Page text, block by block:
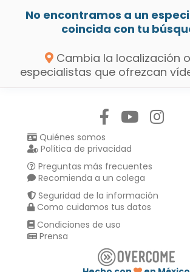
No encontramos a un
coincida con tu
Cambia la localización
especialistas que ofrezcan
Quiénes somos
Política de privacidad
Preguntas más frecuentes
Recomienda a un colega
Seguridad de la información
Como cuidamos tus datos
Condiciones de uso
Prensa